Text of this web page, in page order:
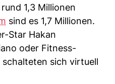
1,3 Millionen
sind es 1,7 Millionen.
Star Hakan
oder Fitness-
schalteten sich virtuell